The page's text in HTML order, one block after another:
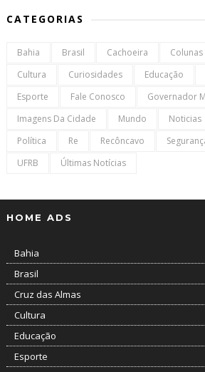
CATEGORIAS
Bahia Brasil Cachoeira Colunas
Cultura
Curiosidades Educação
Esporte
Fale Conosco
Governador
Imagens Da Cidade
Mundo Noticias
Política
Re Recôncavo
UFRB
Últimas Notícias
HOME ADS
Bahia
Brasil
Cruz das Almas
Cultura
Educação
Esporte